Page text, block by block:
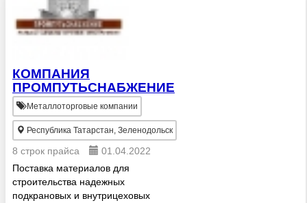
КОМПАНИЯ
ПРОМПУТЬСНАБЖЕНИЕ
Металлоторговые компании
Республика Татарстан, Зеленодольск
8 строк прайса
01.04.2022
Поставка материалов для
строительства надежных
подкрановых и внутрицеховых